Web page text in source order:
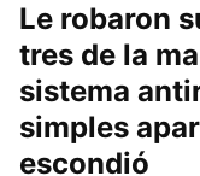
Le robaron
tres de la
sistema
simples
escondió